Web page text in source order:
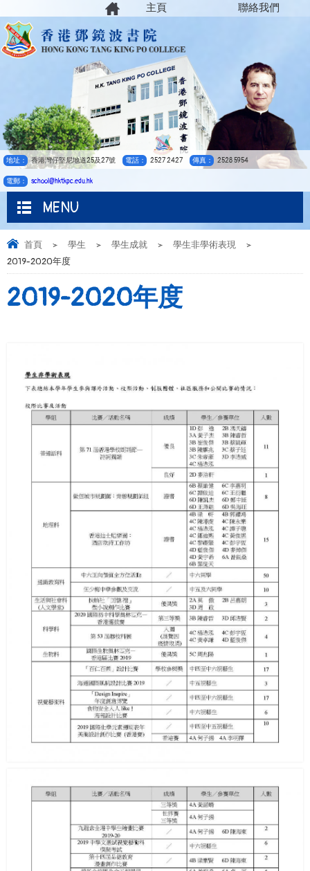
地址： 香港灣仔堅尼地道25及27號 電話： 2527 2427 傳真： 2528 5954
電郵： school@hktkpc.edu.hk
聯絡我們
主頁
MENU
首頁 > 學生 > 學生成就 > 學生非學術表現
>
2019-2020年度
2019-2020年度